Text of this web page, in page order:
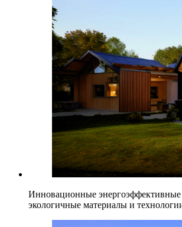
Инновационные
экологичные материалы и